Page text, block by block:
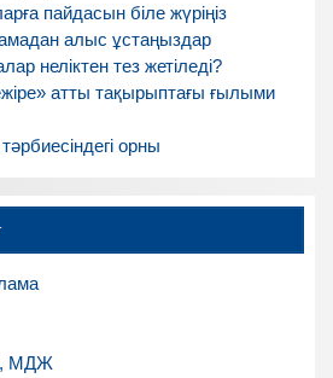
пайдасын біле жүріңіз
алыс ұстаңыздар
неліктен тез жетіледі?
атты тақырыптағы ғылыми
орны
МДЖ